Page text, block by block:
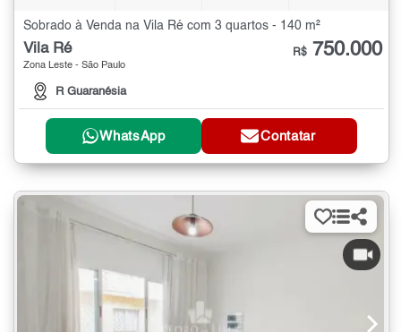
Sobrado à Venda na Vila Ré com 3 quartos - 140 m²
Vila Ré
Zona Leste - São Paulo
R Guaranésia
R$ 750.000
WhatsApp Contatar